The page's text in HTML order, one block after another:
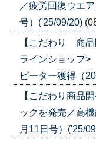
／疲労回復ウエ
号）('25/09/20)
【こだわり 商
ラインショップ>
ピーター獲得（
【こだわり商品
ックを発売／高
月11日号）('25/